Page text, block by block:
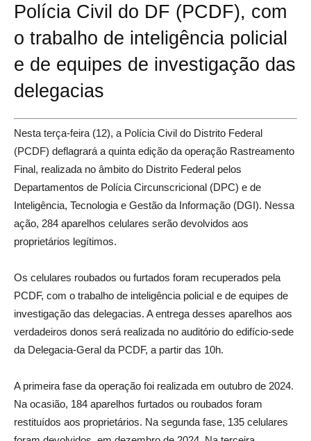
Polícia Civil do DF (PCDF), com
o trabalho de inteligência policial
e de equipes de investigação das
delegacias
Nesta terça-feira (12), a Polícia Civil do Distrito Federal
(PCDF) deflagrará a quinta edição da operação Rastreamento
Final, realizada no âmbito do Distrito Federal pelos
Departamentos de Polícia Circunscricional (DPC) e de
Inteligência, Tecnologia e Gestão da Informação (DGI). Nessa
ação, 284 aparelhos celulares serão devolvidos aos
proprietários legítimos.
Os celulares roubados ou furtados foram recuperados pela
PCDF, com o trabalho de inteligência policial e de equipes de
investigação das delegacias. A entrega desses aparelhos aos
verdadeiros donos será realizada no auditório do edifício-sede
da Delegacia-Geral da PCDF, a partir das 10h.
A primeira fase da operação foi realizada em outubro de 2024.
Na ocasião, 184 aparelhos furtados ou roubados foram
restituídos aos proprietários. Na segunda fase, 135 celulares